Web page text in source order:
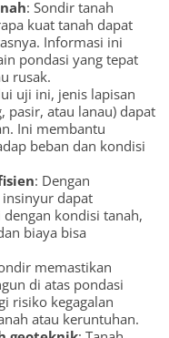
: Sondir tanah
kuat tanah dapat
Informasi ini
pondasi yang tepat
rusak.
uji ini, jenis lapisan
pasir, atau lanau) dapat
Ini membantu
beban dan kondisi
: Dengan
dapat
kondisi tanah,
biaya bisa
memastikan
di atas pondasi
risiko kegagalan
atau keruntuhan.